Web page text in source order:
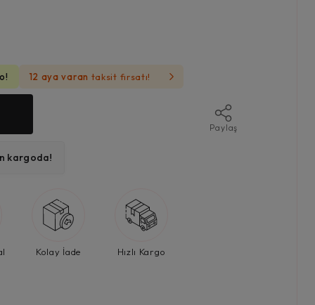
12 aya varan taksit fırsatı!
Paylaş
kargoda!
Kolay İade Hızlı Kargo